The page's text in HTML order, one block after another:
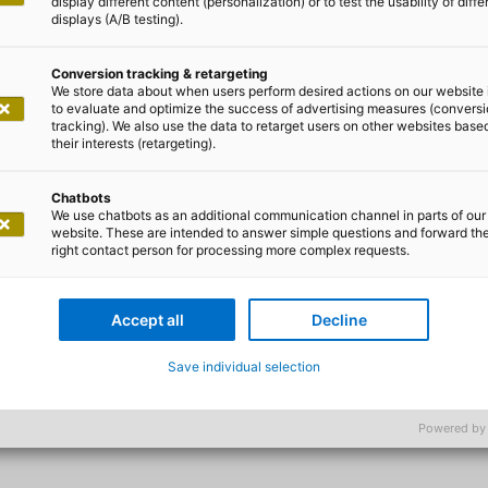
Cloud
und die entscheidende
Finanzsektor
sich in einem Transformationsprozess, der die
erfordert. Daraus ergeben sich spürbare
moderner Technologien wieData & Analytics, KI
für zukunftsfähige Prozesse und
Infrastruktur werden die Herausforderungen jedoch
kann die digitale Transformation im
displays (A/B testing).
Conversion tracking & retargeting
We store data about when users perform desired actions on our website
to evaluate and optimize the success of advertising measures
tracking). We also use the data to retarget users on other websites
their interests (retargeting).
Chatbots
We use chatbots as an additional communication channel in parts of our
website. These are intended to answer simple questions and forward
right contact person for processing more complex requests.
Accept all Decline
Save individual selection
Powered by